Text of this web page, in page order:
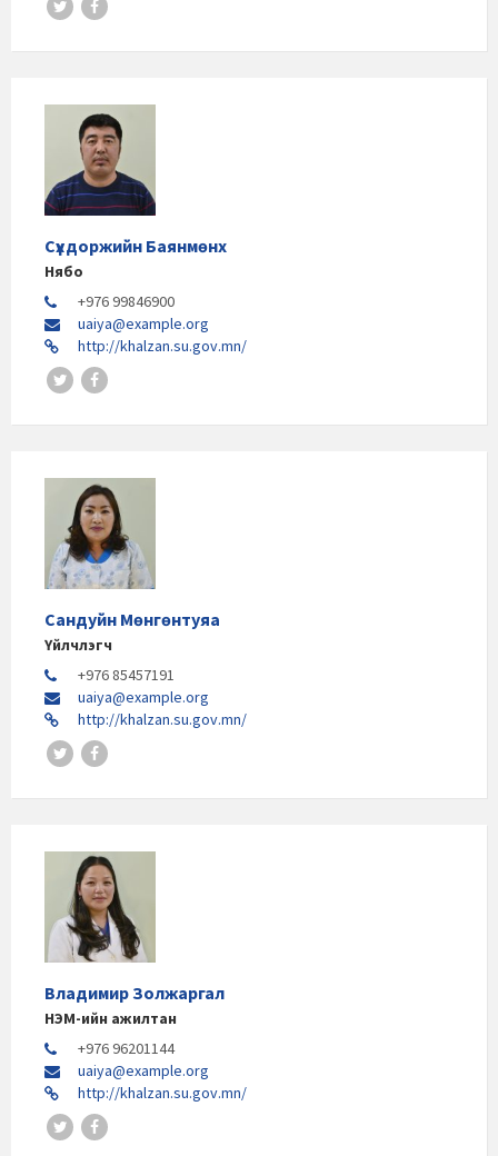
Сүхдоржийн Баянмөнх
Нябо
+976 99846900
uaiya@example.org
http://khalzan.su.gov.mn/
Сандуйн Мөнгөнтуяа
Үйлчлэгч
+976 85457191
uaiya@example.org
http://khalzan.su.gov.mn/
Владимир Золжаргал
НЭМ-ийн ажилтан
+976 96201144
uaiya@example.org
http://khalzan.su.gov.mn/